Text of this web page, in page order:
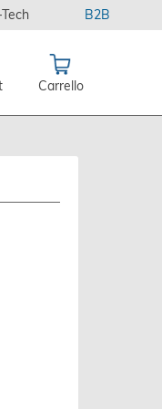
B2B
Carrello